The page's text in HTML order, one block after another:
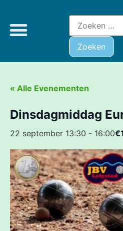
« Alle Evenementen
Dinsdagmiddag
22 september 13:30 - 16:00€1